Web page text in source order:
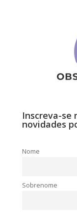
Inscreva-se
novidades
Nome
Sobrenome